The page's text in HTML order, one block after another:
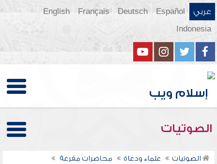
عربي Español
Deutsch
Français
English
Indonesia
الصوتيات
الصوتيات علماء ودعاة
محاضرات مفرغة